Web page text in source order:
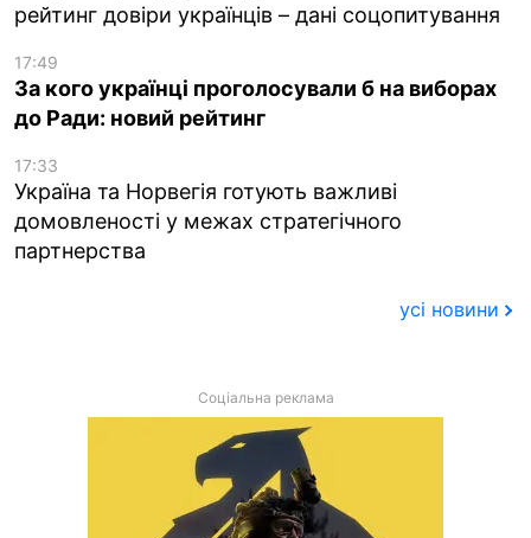
рейтинг довіри українців – дані соцопитування
17:49
За кого українці проголосували б на виборах
до Ради: новий рейтинг
17:33
Україна та Норвегія готують важливі
домовленості у межах стратегічного
партнерства
усі новини
Соціальна реклама